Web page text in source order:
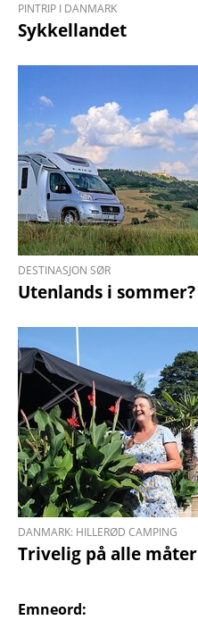
PINTRIP I DANMARK
Sykkellandet
DESTINASJON SØR
Utenlands i sommer?
DANMARK: HILLERØD CAMPING
Trivelig på alle måter
Emneord: